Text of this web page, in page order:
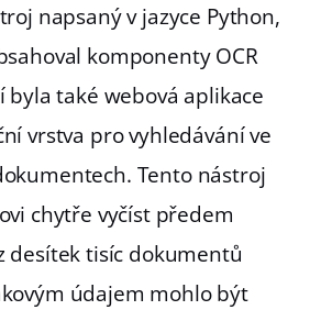
napsaný v jazyce Python,
komponenty OCR
byla také webová aplikace
vrstva pro vyhledávání ve
Tento nástroj
chytře vyčíst předem
desítek tisíc dokumentů
údajem mohlo být